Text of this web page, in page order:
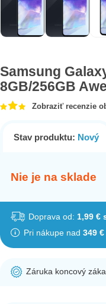
Samsung
8GB/256GB
Zobraziť recenzie
Stav produktu: Nový
Nie je na sklade
Doprava od: 1,99 €
Pri nákupe nad 349
Záruka koncový